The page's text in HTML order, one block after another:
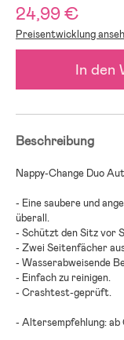
24,99 €
Preisentwicklung
In den
Beschreibung
Nappy-Change Duo
- Eine saubere und
überall.
- Schützt den Sitz vor
- Zwei Seitenfächer
- Wasserabweisende
- Einfach zu reinigen.
- Crashtest-geprüft.
- Altersempfehlung: ab